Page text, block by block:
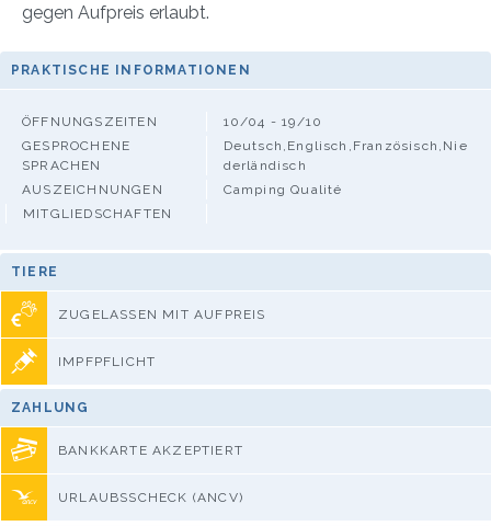
gegen Aufpreis erlaubt.
PRAKTISCHE INFORMATIONEN
ÖFFNUNGSZEITEN
10/04 - 19/10
GESPROCHENE
SPRACHEN
Deutsch,Englisch,Französisch,Nie
derländisch
AUSZEICHNUNGEN
Camping Qualité
MITGLIEDSCHAFTEN
TIERE
ZUGELASSEN MIT AUFPREIS
IMPFPFLICHT
ZAHLUNG
BANKKARTE AKZEPTIERT
URLAUBSSCHECK (ANCV)